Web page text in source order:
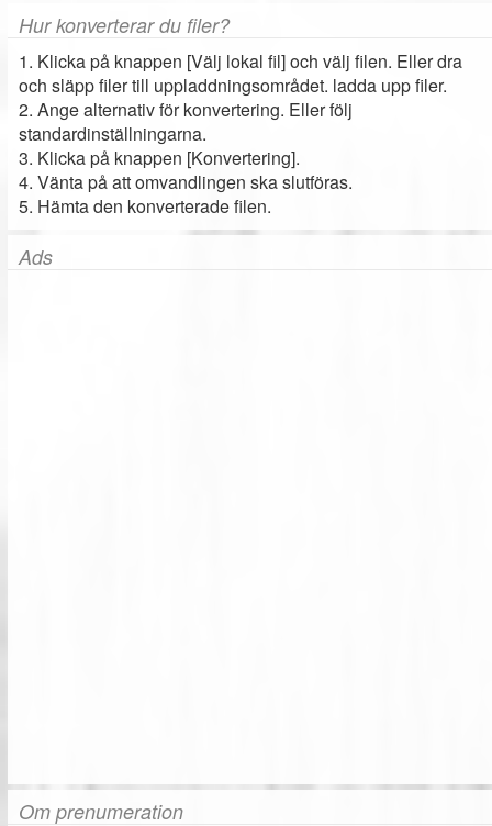
Hur konverterar du filer?
1. Klicka på knappen [Välj lokal fil] och välj filen. Eller dra
och släpp filer till uppladdningsområdet. ladda upp filer.
2. Ange alternativ för konvertering. Eller följ
standardinställningarna.
3. Klicka på knappen [Konvertering].
4. Vänta på att omvandlingen ska slutföras.
5. Hämta den konverterade filen.
Ads
Om prenumeration